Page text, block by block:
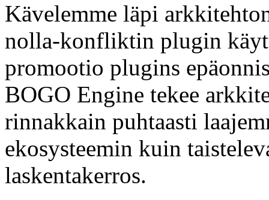
Kävelemme läpi
nolla-konfliktin plugin
promootio plugins
BOGO Engine tekee
rinnakkain puhtaasti
ekosysteemin kuin
laskentakerros.